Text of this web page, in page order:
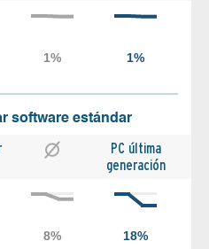
software estándar
PC última
generación